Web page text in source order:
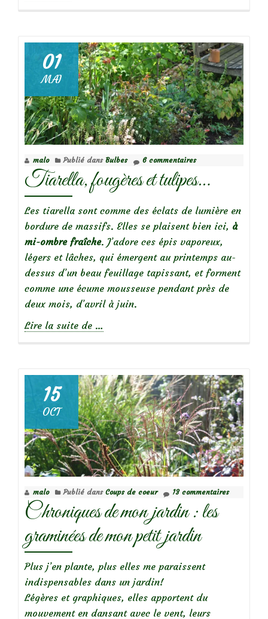
01
MAI
malo Publié dans Bulbes 6 commentaires
Tiarella, fougères et tulipes…
Les tiarella sont comme des éclats de lumière en
bordure de massifs. Elles se plaisent bien ici, à
mi-ombre fraîche. J’adore ces épis vaporeux,
légers et lâches, qui émergent au printemps au-
dessus d’un beau feuillage tapissant, et forment
comme une écume mousseuse pendant près de
deux mois, d’avril à juin.
Lire la suite de
et
tulipes…
…
15
OCT
malo Publié dans Coups de coeur 13 commentaires
Chroniques de mon jardin : les
graminées de mon petit jardin
Plus j’en plante, plus elles me paraissent
indispensables dans un jardin!
Légères et graphiques, elles apportent du
mouvement en dansant avec le vent, leurs